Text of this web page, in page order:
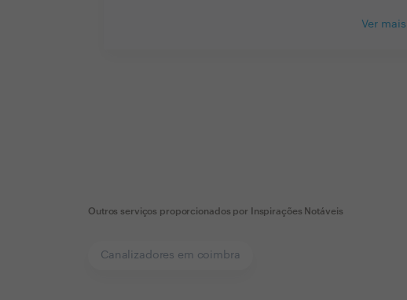
Ver mais
Outros serviços proporcionados por Inspirações Notáveis
Canalizadores em coimbra